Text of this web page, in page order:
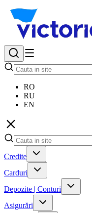
RO
RU
EN
Credite
Carduri
Depozite | Conturi
Asigurări